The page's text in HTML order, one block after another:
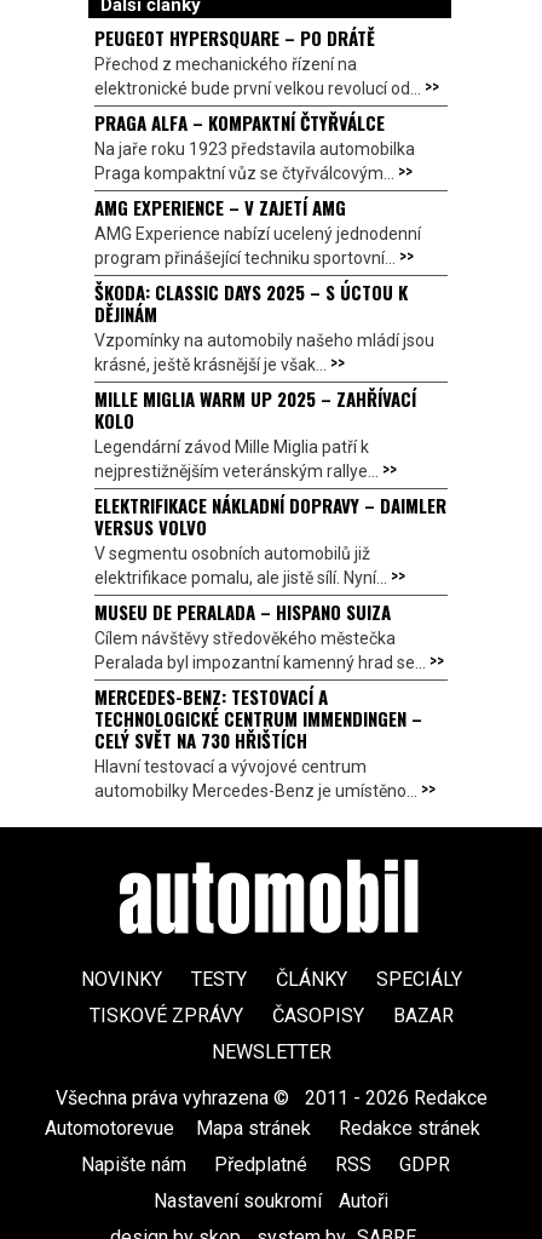
Další články
PEUGEOT HYPERSQUARE – PO DRÁTĚ
Přechod z mechanického řízení na
elektronické bude první velkou revolucí od... >>
PRAGA ALFA – KOMPAKTNÍ ČTYŘVÁLCE
Na jaře roku 1923 představila automobilka
Praga kompaktní vůz se čtyřválcovým... >>
AMG EXPERIENCE – V ZAJETÍ AMG
AMG Experience nabízí ucelený jednodenní
program přinášející techniku sportovní... >>
ŠKODA: CLASSIC DAYS 2025 – S ÚCTOU K
DĚJINÁM
Vzpomínky na automobily našeho mládí jsou
krásné, ještě krásnější je však... >>
MILLE MIGLIA WARM UP 2025 – ZAHŘÍVACÍ
KOLO
Legendární závod Mille Miglia patří k
nejprestižnějším veteránským rallye... >>
ELEKTRIFIKACE NÁKLADNÍ DOPRAVY – DAIMLER
VERSUS VOLVO
V segmentu osobních automobilů již
elektrifikace pomalu, ale jistě sílí. Nyní... >>
MUSEU DE PERALADA – HISPANO SUIZA
Cílem návštěvy středověkého městečka
Peralada byl impozantní kamenný hrad se... >>
MERCEDES-BENZ: TESTOVACÍ A
TECHNOLOGICKÉ CENTRUM IMMENDINGEN –
CELÝ SVĚT NA 730 HŘIŠTÍCH
Hlavní testovací a vývojové centrum
automobilky Mercedes-Benz je umístěno... >>
NOVINKY TESTY ČLÁNKY
SPECIÁLY
TISKOVÉ ZPRÁVY
ČASOPISY
BAZAR
NEWSLETTER
Všechna práva vyhrazena ©
2011 - 2026 Redakce
Automotorevue
Mapa stránek Redakce stránek
Napište nám
Předplatné RSS GDPR
Nastavení soukromí
Autoři